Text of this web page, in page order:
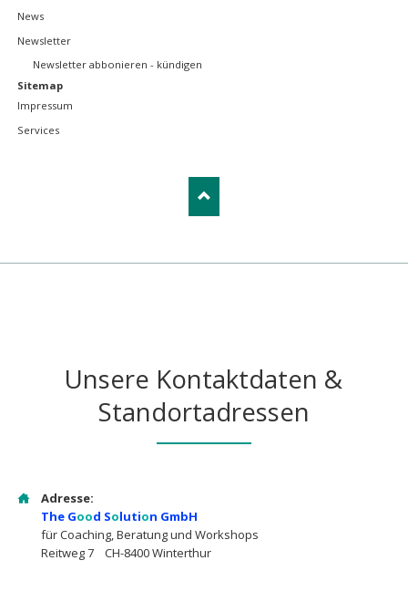
News
Newsletter
Newsletter abbonieren - kündigen
Sitemap
Impressum
Services
Unsere Kontaktdaten &
Standortadressen
Adresse:
The Good Solution GmbH
für Coaching, Beratung und Workshops
Reitweg 7 CH-8400 Winterthur